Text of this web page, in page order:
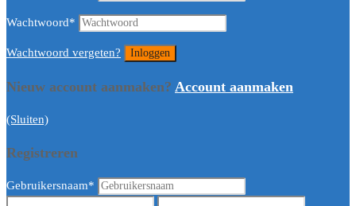
Wachtwoord*
Wachtwoord vergeten?
Nieuw account aanmaken? Account aanmaken
(Sluiten)
Registreren
Gebruikersnaam*